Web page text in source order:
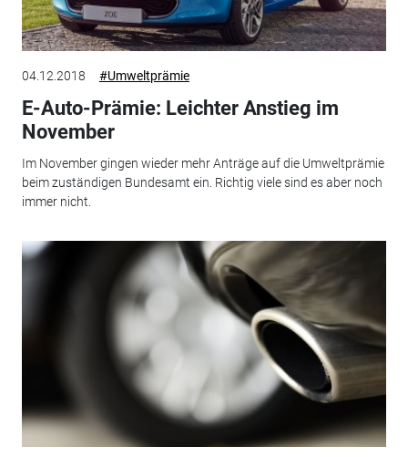
04.12.2018 #Umweltprämie
E-Auto-Prämie: Leichter Anstieg im
November
Im November gingen wieder mehr Anträge auf die Umweltprämie
beim zuständigen Bundesamt ein. Richtig viele sind es aber noch
immer nicht.